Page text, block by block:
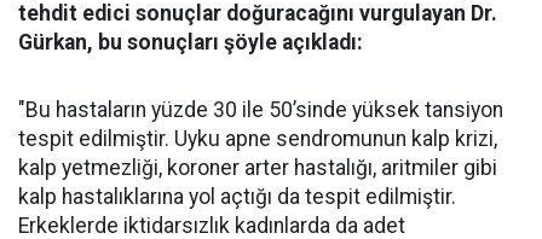
tehdit edici sonuçlar doğuracağını vurgulayan Dr.
Gürkan, bu sonuçları şöyle açıkladı:
"Bu hastaların yüzde 30 ile 50’sinde yüksek tansiyon
tespit edilmiştir. Uyku apne sendromunun kalp krizi,
kalp yetmezliği, koroner arter hastalığı, aritmiler gibi
kalp hastalıklarına yol açtığı da tespit edilmiştir.
Erkeklerde iktidarsızlık kadınlarda da adet